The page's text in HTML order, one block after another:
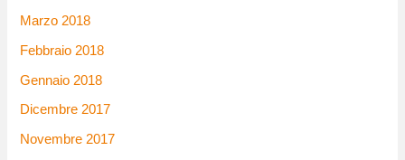
Marzo 2018
Febbraio 2018
Gennaio 2018
Dicembre 2017
Novembre 2017